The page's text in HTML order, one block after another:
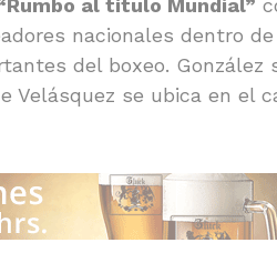
al título Mundial”
nacionales dentro
del boxeo. González
Velásquez se ubica en el